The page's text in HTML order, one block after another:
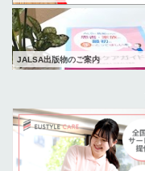
JALSA出版物のご案内